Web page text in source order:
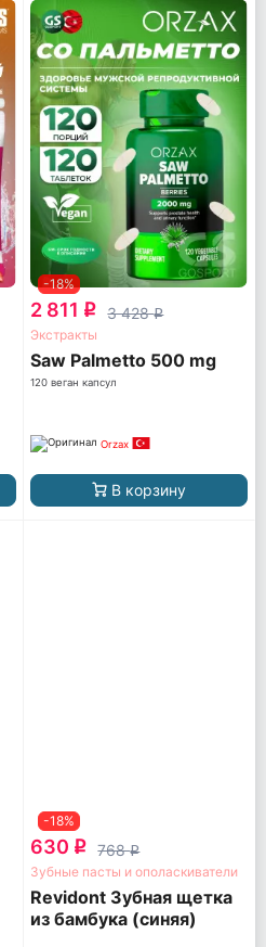
-18%
2 811 q 3 428q
Экстракты
Saw Palmetto 500 mg
120 веган капсул
Orzax
В корзину
-18%
630 q 768q
Зубные пасты и ополаскиватели
Revidont Зубная щетка
из бамбука (синяя)